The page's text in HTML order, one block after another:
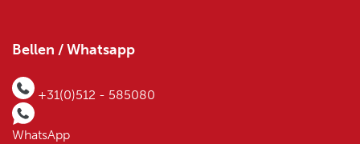
Bellen / Whatsapp
+31(0)512 - 585080
WhatsApp